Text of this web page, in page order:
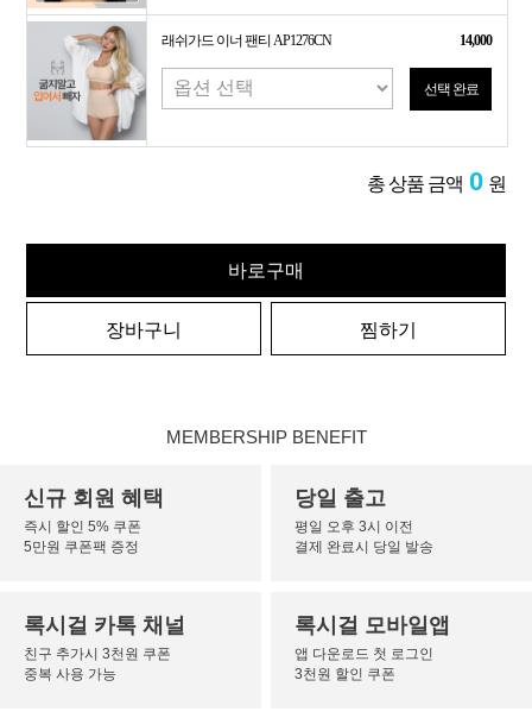
래쉬가드 이너 팬티 AP1276CN 14,000
선택 완료
총 상품 금액 0 원
바로구매
장바구니 찜하기
MEMBERSHIP BENEFIT
신규 회원 혜택
즉시 할인 5% 쿠폰
5만원 쿠폰팩 증정
당일 출고
평일 오후 3시 이전
결제 완료시 당일 발송
록시걸 카톡 채널
친구 추가시 3천원 쿠폰
중복 사용 가능
록시걸 모바일앱
앱 다운로드 첫 로그인
3천원 할인 쿠폰